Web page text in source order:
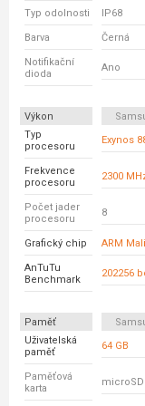
Typ odolnosti IP68
Barva Černá
Notifikační
dioda
Ano
Výkon
Typ
procesoru
Exynos
Frekvence
procesoru
2300
Počet jader
procesoru
8
Grafický chip ARM
AnTuTu
Benchmark
202256
Paměť
Uživatelská
paměť
64 GB
Paměťová
karta
microSD